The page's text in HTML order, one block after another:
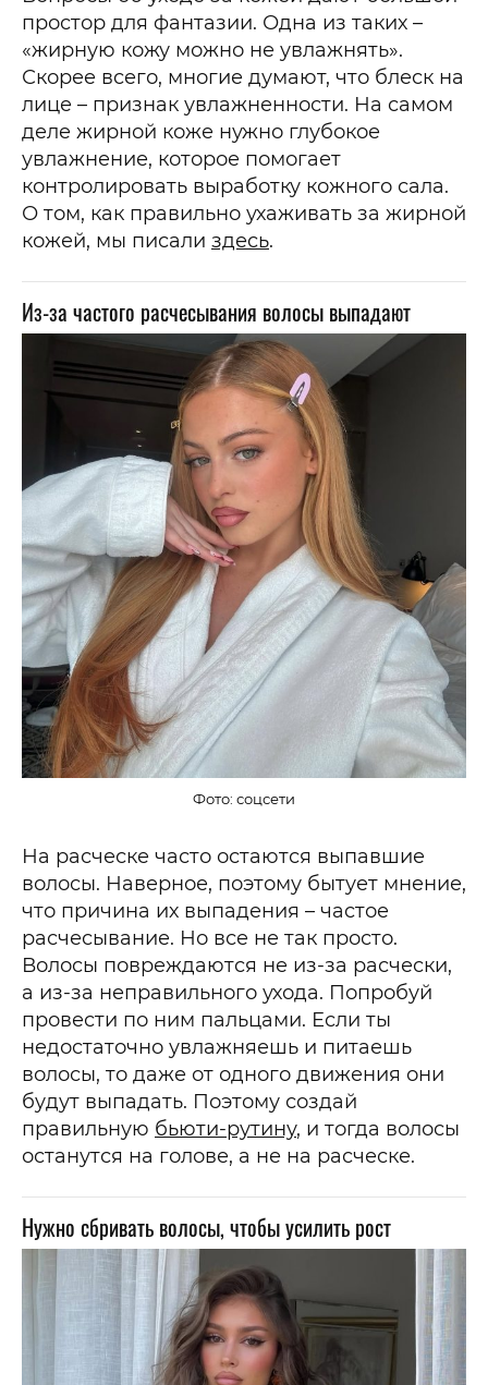
простор для фантазии. Одна из таких –
«жирную кожу можно не увлажнять».
Скорее всего, многие думают, что блеск на
лице – признак увлажненности. На самом
деле жирной коже нужно глубокое
увлажнение, которое помогает
контролировать выработку кожного сала.
О том, как правильно ухаживать за жирной
кожей, мы писали здесь.
Из-за частого расчесывания волосы выпадают
Фото: соцсети
На расческе часто остаются выпавшие
волосы. Наверное, поэтому бытует мнение,
что причина их выпадения – частое
расчесывание. Но все не так просто.
Волосы повреждаются не из-за расчески,
а из-за неправильного ухода. Попробуй
провести по ним пальцами. Если ты
недостаточно увлажняешь и питаешь
волосы, то даже от одного движения они
будут выпадать. Поэтому создай
правильную бьюти-рутину, и тогда волосы
останутся на голове, а не на расческе.
Нужно сбривать волосы, чтобы усилить рост